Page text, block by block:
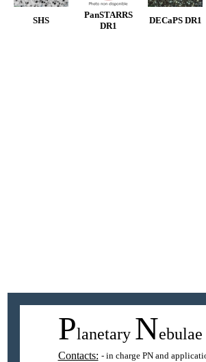
SHS
PanSTARRS
DR1
DECaPS DR1
Planetary Nebulae
Contacts: - in charge PN and